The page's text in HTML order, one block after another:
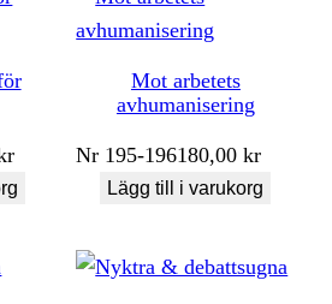
Mot arbetets
avhumanisering
Nr 195-196180,00kr
Lägg till i varukorg